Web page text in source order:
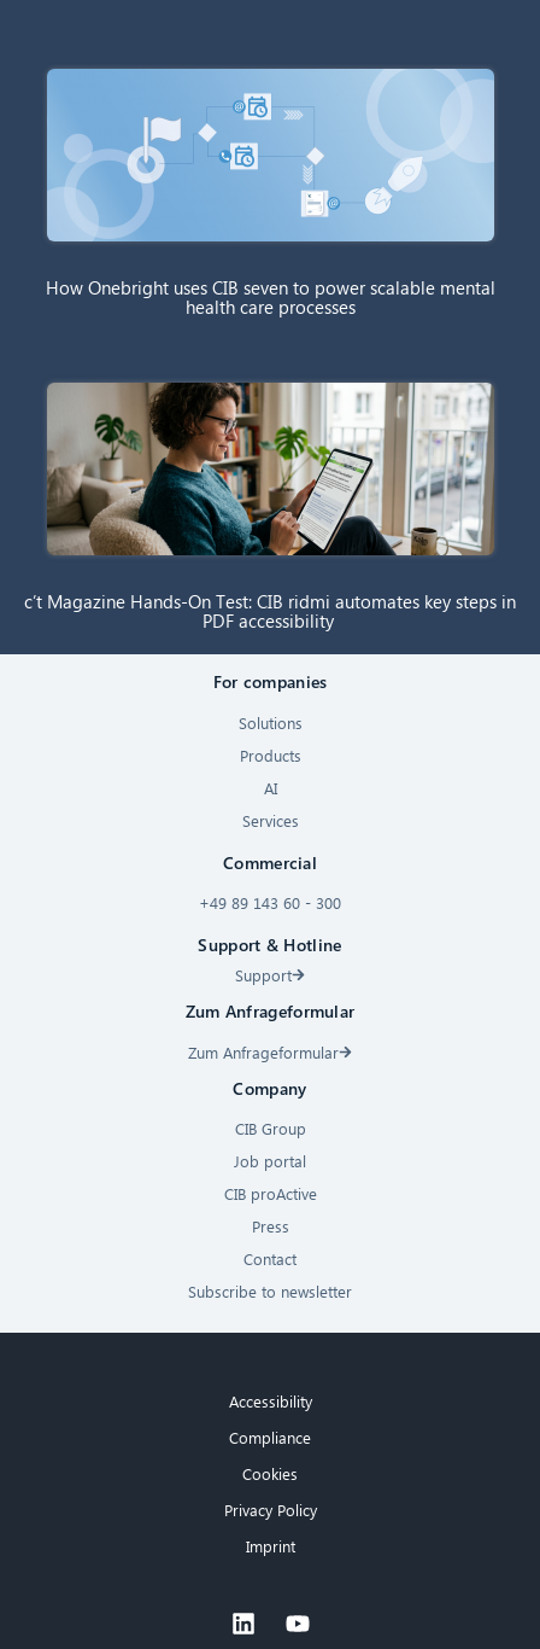
How Onebright uses CIB seven to power scalable mental
health care processes
c’t Magazine Hands-On Test: CIB ridmi automates key steps in
PDF accessibility
For companies
Solutions
Products
AI
Services
Commercial
+49 89 143 60 - 300
Support & Hotline
Support
Zum Anfrageformular
Zum Anfrageformular
Company
CIB Group
Job portal
CIB proActive
Press
Contact
Subscribe to newsletter
Accessibility
Compliance
Cookies
Privacy Policy
Imprint